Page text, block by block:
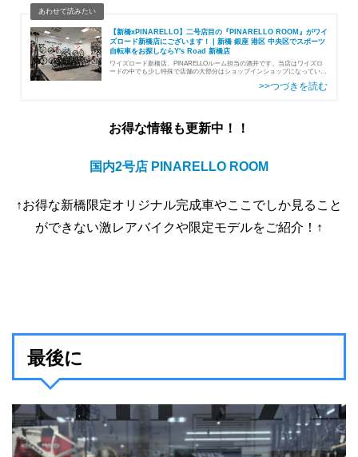
【新橋xPINARELLO】二号店目の『PINARELLO ROOM』がワイ
ズロード新橋店にございます！ | 新橋 銀座 港区 中央区でスポーツ
自転車をお探しならY's Road 新橋店
ワイズロード新橋店、PINARELLOルーム担当の酒井です。当店はワイズロ
ードの中でも少し特殊で店舗の大部分はショップインショップになっていま
お得な情報も更新中！！
国内2号店 PINARELLO ROOM
↑お得な新橋限定オリジナル完成車やここでしか見ること
ができない激レアバイクや限定モデルをご紹介！↑
最後に